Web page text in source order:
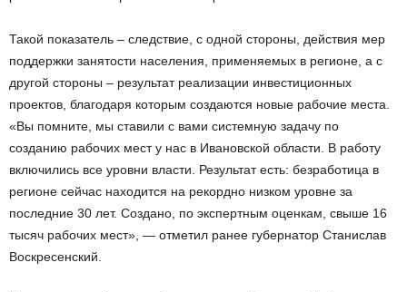
Такой показатель – следствие, с одной стороны, действия мер
поддержки занятости населения, применяемых в регионе, а с
другой стороны – результат реализации инвестиционных
проектов, благодаря которым создаются новые рабочие места.
«Вы помните, мы ставили с вами системную задачу по
созданию рабочих мест у нас в Ивановской области. В работу
включились все уровни власти. Результат есть: безработица в
регионе сейчас находится на рекордно низком уровне за
последние 30 лет. Создано, по экспертным оценкам, свыше 16
тысяч рабочих мест», — отметил ранее губернатор Станислав
Воскресенский.